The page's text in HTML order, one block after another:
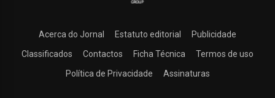
Acerca do Jornal Estatuto editorial
Publicidade
Classificados
Contactos Ficha Técnica
Termos de uso
Política de Privacidade
Assinaturas